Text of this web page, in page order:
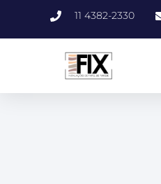
11 4382-2330